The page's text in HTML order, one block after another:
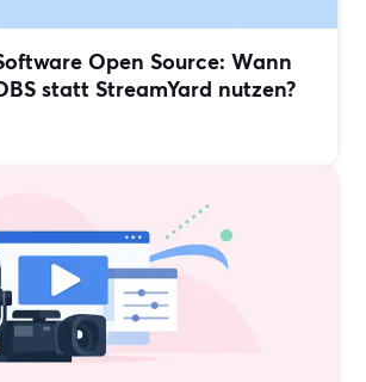
Open Source: Wann
statt StreamYard nutzen?